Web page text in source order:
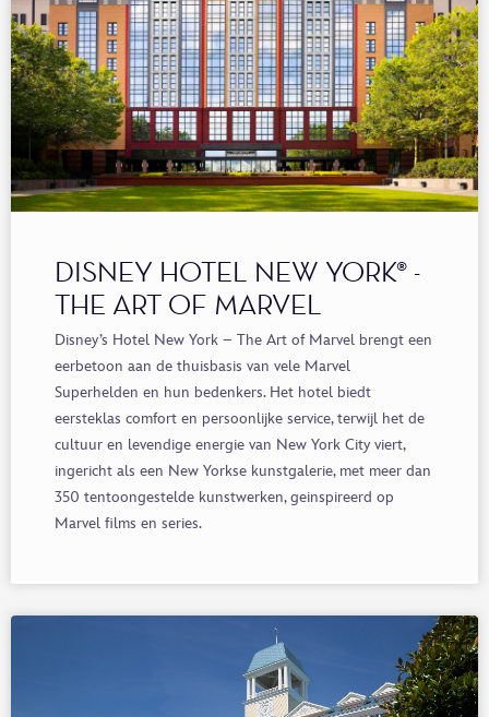
DISNEY HOTEL NEW YORK® -
THE ART OF MARVEL
Disney’s Hotel New York – The Art of Marvel brengt een
eerbetoon aan de thuisbasis van vele Marvel
Superhelden en hun bedenkers. Het hotel biedt
eersteklas comfort en persoonlijke service, terwijl het de
cultuur en levendige energie van New York City viert,
ingericht als een New Yorkse kunstgalerie, met meer dan
350 tentoongestelde kunstwerken, geinspireerd op
Marvel films en series.